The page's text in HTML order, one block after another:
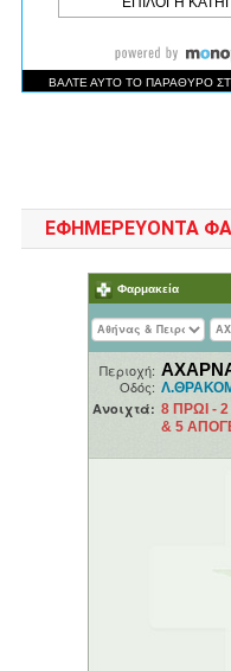
ΕΦΗΜΕΡΕΥΟΝΤΑ